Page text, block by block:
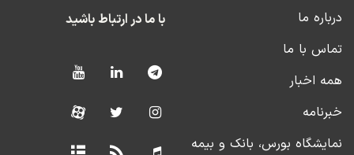
درباره ما
تماس با ما
همه اخبار
خبرنامه
نمایشگاه بورس، بانک و بیمه
با ما در ارتباط باشید